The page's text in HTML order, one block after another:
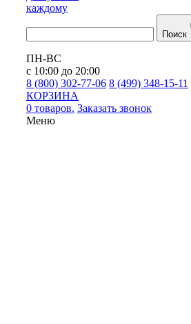
каждому
Поиск
ПН-ВС
с 10:00 до 20:00
8 (800) 302-77-06 8 (499) 348-15-11
КОРЗИНА
0 товаров. Заказать звонок
Меню